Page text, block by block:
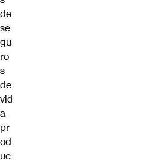
de
se
gu
ro
s
de
vid
a
pr
od
uc